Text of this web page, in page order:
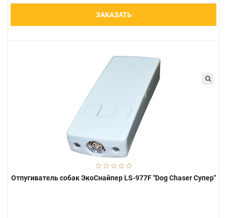
ЗАКАЗАТЬ
Отпугиватель собак ЭкоСнайпер LS-977F "Dog Chaser Супер"